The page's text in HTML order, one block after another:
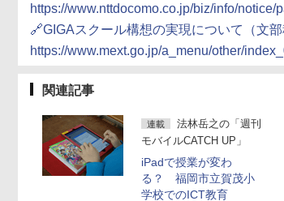
https://www.nttdocomo.co.jp/biz/info/notice/
🔗GIGAスクール構想の実現について（文部
https://www.mext.go.jp/a_menu/other/
関連記事
連載
法林岳之の「週刊
モバイルCATCH UP」
iPadで授業が変わ
る？ 福岡市立賀茂小
学校でのICT教育